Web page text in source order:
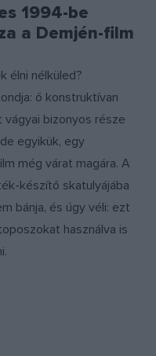
1994-be
a Demjén-film
élni nélküled?
ő konstruktívan
vágyai bizonyos része
egyikük, egy
még várat magára. A
készítő skatulyájába
bánja, és úgy véli: ezt
használva is